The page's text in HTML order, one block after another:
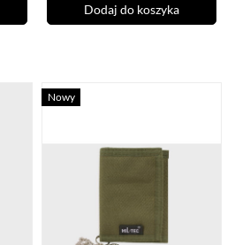
Dodaj do koszyka
Nowy